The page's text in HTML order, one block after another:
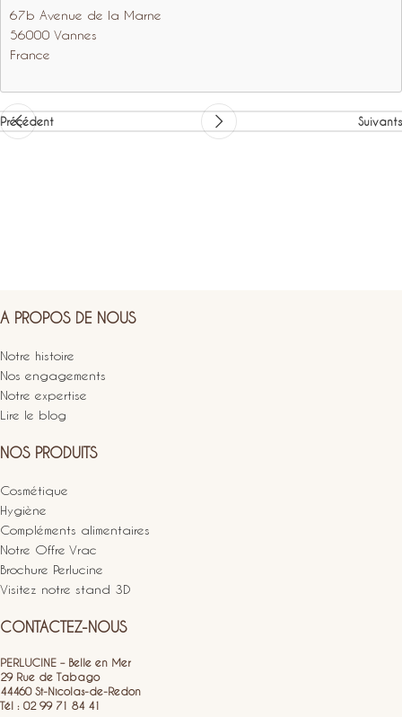
67b Avenue de la Marne
56000 Vannes
France
Précédent Suivants
A PROPOS DE NOUS
Notre histoire
Nos engagements
Notre expertise
Lire le blog
NOS PRODUITS
Cosmétique
Hygiène
Compléments alimentaires
Notre Offre Vrac
Brochure Perlucine
Visitez notre stand 3D
CONTACTEZ-NOUS
PERLUCINE – Belle en Mer
29 Rue de Tabago
44460 St-Nicolas-de-Redon
Tél : 02 99 71 84 41